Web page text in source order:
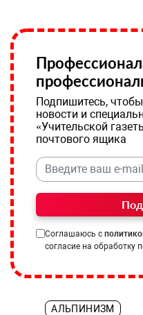
Подпишитесь,
новости и
«Учительской
почтового ящика
Соглашаюсь с
согласие на обработку
АЛЬПИНИЗМ